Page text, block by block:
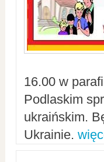
16.00 w
Podlaskim
ukraińskim.
Ukrainie.